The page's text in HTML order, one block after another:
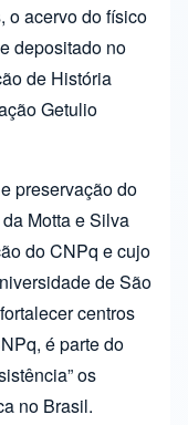
o acervo do físico
depositado no
de História
Getulio
preservação do
Motta e Silva
do CNPq e cujo
de São
centros
é parte do
os
no Brasil.